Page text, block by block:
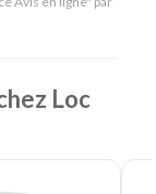
-Nantes
Loc